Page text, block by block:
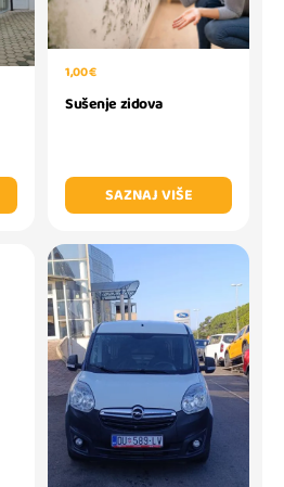
1,00 €
Sušenje zidova
SAZNAJ VIŠE